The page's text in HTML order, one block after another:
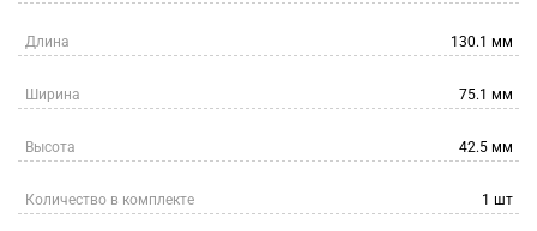
Длина 130.1 мм
Ширина 75.1 мм
Высота 42.5 мм
Количество в комплекте 1 шт